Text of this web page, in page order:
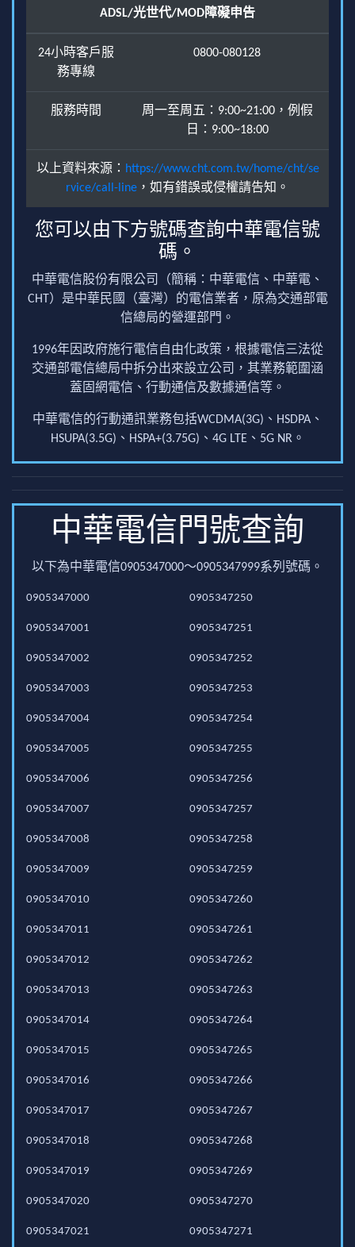
ADSL/光世代/MOD障礙申告
24小時客戶服
務專線
0800-080128
服務時間
周一至周五：9:00~21:00，例假
日：9:00~18:00
以上資料來源： https://www.cht.com.tw/home/cht/se
rvice/call-line ，如有錯誤或侵權請告知。
您可以由下方號碼查詢中華電信號
碼。
中華電信股份有限公司（簡稱：中華電信、中華電、
CHT）是中華民國（臺灣）的電信業者，原為交通部電
信總局的營運部門。
1996年因政府施行電信自由化政策，根據電信三法從
交通部電信總局中拆分出來設立公司，其業務範圍涵
蓋固網電信、行動通信及數據通信等。
中華電信的行動通訊業務包括WCDMA(3G)、HSDPA、
HSUPA(3.5G)、HSPA+(3.75G)、4G LTE、5G NR。
中華電信門號查詢
以下為中華電信0905347000～0905347999系列號碼。
0905347000
0905347001
0905347002
0905347003
0905347004
0905347005
0905347006
0905347007
0905347008
0905347009
0905347010
0905347011
0905347012
0905347013
0905347014
0905347015
0905347016
0905347017
0905347018
0905347019
0905347020
0905347021
0905347250
0905347251
0905347252
0905347253
0905347254
0905347255
0905347256
0905347257
0905347258
0905347259
0905347260
0905347261
0905347262
0905347263
0905347264
0905347265
0905347266
0905347267
0905347268
0905347269
0905347270
0905347271